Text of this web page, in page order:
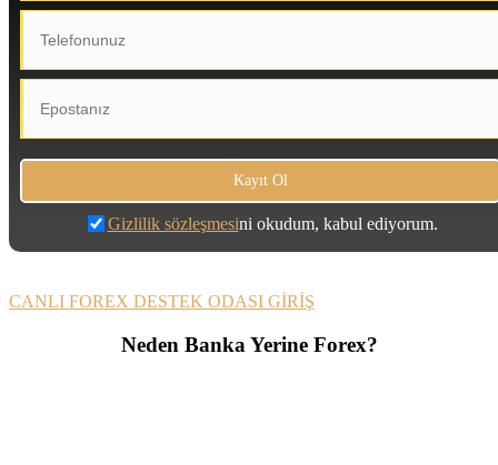
Gizlilik sözleşmesini okudum, kabul ediyorum.
CANLI FOREX DESTEK ODASI GİRİŞ
Neden Banka Yerine Forex?